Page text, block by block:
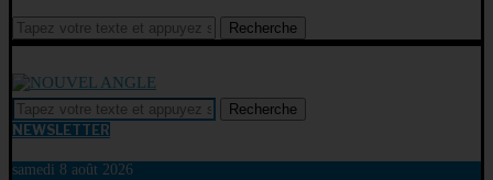
Recherche
Recherche
NEWSLETTER
samedi 8 août 2026